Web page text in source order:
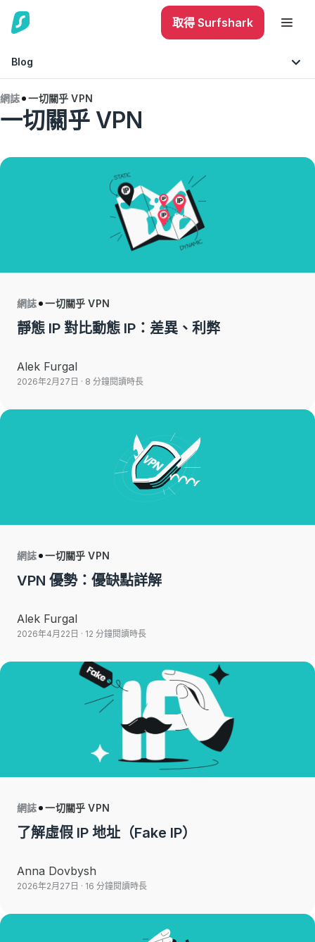
取得 Surfshark
Blog
技巧與建議
網誌 一切關乎 VPN
一切關乎 VPN
網誌 一切關乎 VPN
靜態 IP 對比動態 IP：差異、利弊
Alek Furgal
2026年2月27日 · 8 分鐘閱讀時長
網誌 一切關乎 VPN
VPN 優勢：優缺點詳解
Alek Furgal
2026年4月22日 · 12 分鐘閱讀時長
網誌 一切關乎 VPN
了解虛假 IP 地址（Fake IP）
Anna Dovbysh
2026年2月27日 · 16 分鐘閱讀時長